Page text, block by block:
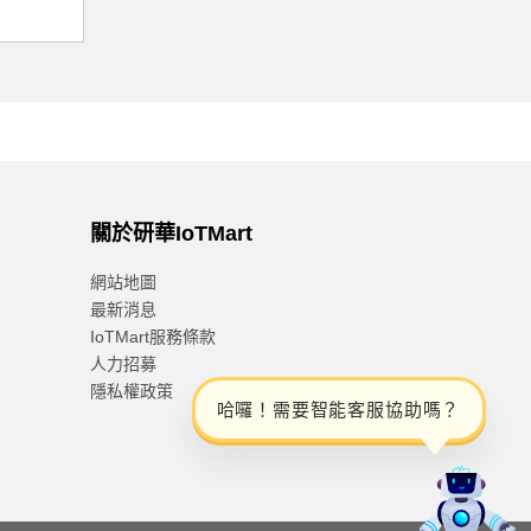
關於研華IoTMart
網站地圖
最新消息
IoTMart服務條款
人力招募
隱私權政策
哈囉 ！ 需要智能客服協助嗎 ？